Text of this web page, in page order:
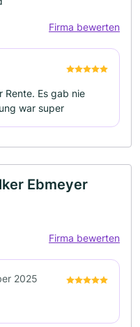
Firma bewerten
Rente. Es gab nie
war super
Ebmeyer
Firma bewerten
2025